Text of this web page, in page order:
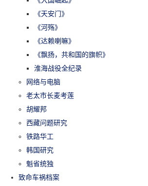
《天安门》
《河殇》
《达赖喇嘛》
《飘扬，共和国的旗帜》
淮海战役全纪录
网络与电脑
老太市长麦考莲
胡耀邦
西藏问题研究
铁路华工
韩国研究
魁省统独
致命车祸档案